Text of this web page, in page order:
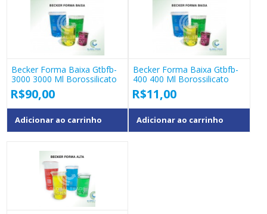
Becker Forma Baixa Gtbfb-
3000 3000 Ml Borossilicato
R$90,00
Adicionar ao carrinho
Becker Forma Baixa Gtbfb-
400 400 Ml Borossilicato
R$11,00
Adicionar ao carrinho